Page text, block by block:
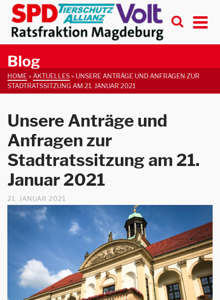
Blog
HOME» AKTUELLES» UNSERE ANTRÄGE UND ANFRAGEN ZUR
STADTRATSSITZUNG AM 21. JANUAR 2021
Unsere Anträge und
Anfragen zur
Stadtratssitzung am 21.
Januar 2021
21. JANUAR 2021